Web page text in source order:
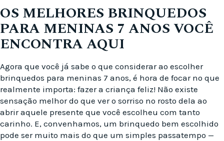
OS MELHORES BRINQUEDOS
PARA MENINAS 7 ANOS VOCÊ
ENCONTRA AQUI
Agora que você já sabe o que considerar ao escolher
brinquedos para meninas 7 anos, é hora de focar no que
realmente importa: fazer a criança feliz! Não existe
sensação melhor do que ver o sorriso no rosto dela ao
abrir aquele presente que você escolheu com tanto
carinho. E, convenhamos, um brinquedo bem escolhido
pode ser muito mais do que um simples passatempo —